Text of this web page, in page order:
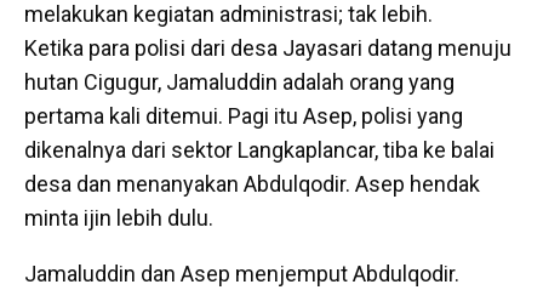
melakukan kegiatan administrasi; tak lebih.
Ketika para polisi dari desa Jayasari datang menuju
hutan Cigugur, Jamaluddin adalah orang yang
pertama kali ditemui. Pagi itu Asep, polisi yang
dikenalnya dari sektor Langkaplancar, tiba ke balai
desa dan menanyakan Abdulqodir. Asep hendak
minta ijin lebih dulu.
Jamaluddin dan Asep menjemput Abdulqodir.